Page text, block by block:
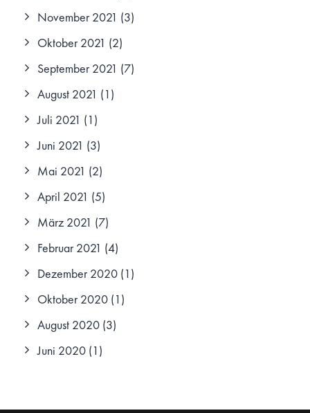
November 2021 (3)
Oktober 2021 (2)
September 2021 (7)
August 2021 (1)
Juli 2021 (1)
Juni 2021 (3)
Mai 2021 (2)
April 2021 (5)
März 2021 (7)
Februar 2021 (4)
Dezember 2020 (1)
Oktober 2020 (1)
August 2020 (3)
Juni 2020 (1)